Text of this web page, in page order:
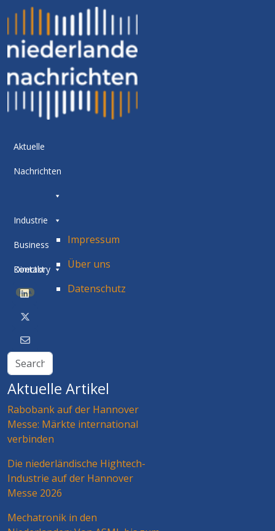
Aktuelle
Nachrichten
Industrie
Business
Directory
BETA
Kontakt
Impressum
Über uns
Datenschutz
Aktuelle Artikel
Rabobank auf der Hannover
Messe: Märkte international
verbinden
Die niederländische Hightech-
Industrie auf der Hannover
Messe 2026
Mechatronik in den